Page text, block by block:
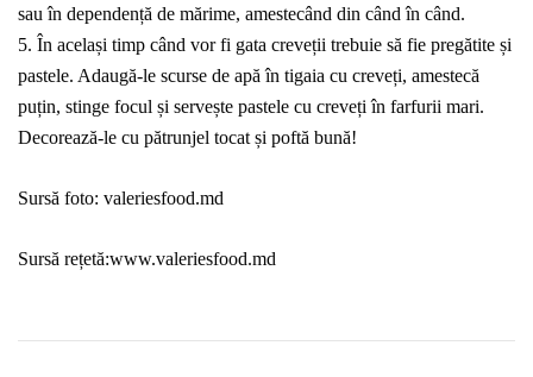
sau în dependență de mărime, amestecând din când în când.
5. În același timp când vor fi gata creveții trebuie să fie pregătite și
pastele. Adaugă-le scurse de apă în tigaia cu creveți, amestecă
puțin, stinge focul și servește pastele cu creveți în farfurii mari.
Decorează-le cu pătrunjel tocat și poftă bună!
Sursă foto: valeriesfood.md
Sursă rețetă:www.valeriesfood.md